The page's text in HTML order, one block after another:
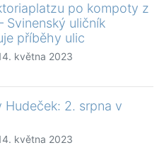
po kompoty z
Svinenský uličník
příběhy ulic
května 2023
Hudeček: 2. srpna v
května 2023